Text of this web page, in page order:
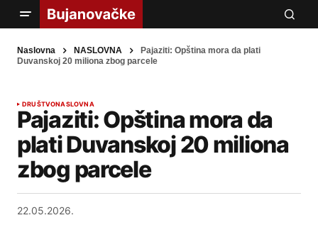
Naslovna NASLOVNA
Pajaziti: Opština mora da plati
Duvanskoj 20 miliona zbog parcele
DRUŠTVONASLOVNA
Pajaziti: Opština mora da
plati Duvanskoj 20 miliona
zbog parcele
22.05.2026.